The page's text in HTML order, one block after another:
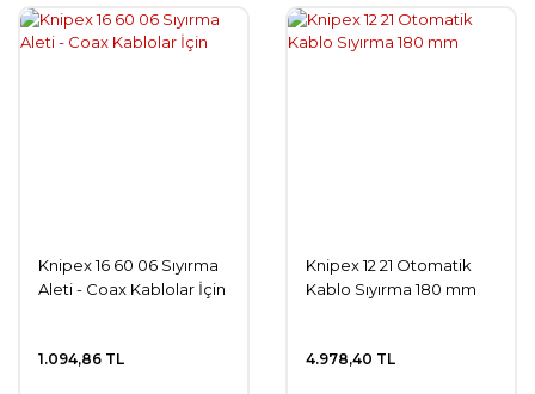
Knipex 16 60 06 Sıyırma
Aleti - Coax Kablolar İçin
1.094,86 TL
Knipex 12 21 Otomatik
Kablo Sıyırma 180 mm
4.978,40 TL